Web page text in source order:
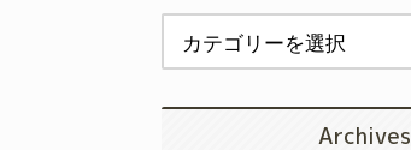
Archives